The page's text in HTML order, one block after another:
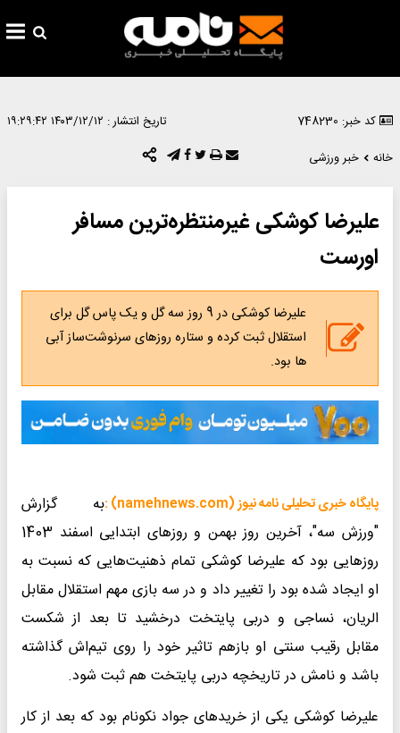
کد خبر: 748230 تاریخ انتشار : ۱۴۰۳/۱۲/۱۲ ۱۹:۲۹:۴۲
خانه
خبر ورزشی
علیرضا کوشکی غیرمنتظره‌ترین مسافر
اورست
علیرضا کوشکی در 9 روز سه گل و یک پاس گل برای
استقلال ثبت کرده و ستاره روزهای سرنوشت‌ساز آبی
ها بود.
پایگاه خبری تحلیلی نامه نیوز (namehnews.com) :
به گزارش
"ورزش سه"، آخرین روز بهمن و روزهای ابتدایی اسفند 1403
روزهایی بود که علیرضا کوشکی تمام ذهنیت‌هایی که نسبت به
او ایجاد شده بود را تغییر داد و در سه بازی مهم استقلال مقابل
الریان، نساجی و دربی پایتخت درخشید تا بعد از شکست
مقابل رقیب سنتی او بازهم تاثیر خود را روی تیم‌اش گذاشته
باشد و نامش در تاریخچه دربی پایتخت هم ثبت شود.
علیرضا کوشکی یکی از خریدهای جواد نکونام بود که بعد از کار